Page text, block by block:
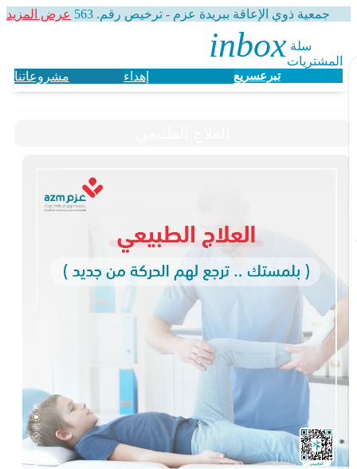
جمعية ذوي الإعاقة ببريدة عزم - ترخيص رقم. 563 عرض المزيد
سلة
المشتريات
مشروعاتنا
إهداء تبرعسريع